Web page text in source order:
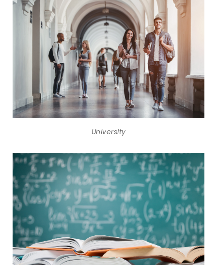
University